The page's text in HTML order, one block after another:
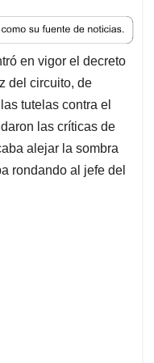
en vigor el decreto
del circuito, de
tutelas contra el
las críticas de
alejar la sombra
rondando al jefe del